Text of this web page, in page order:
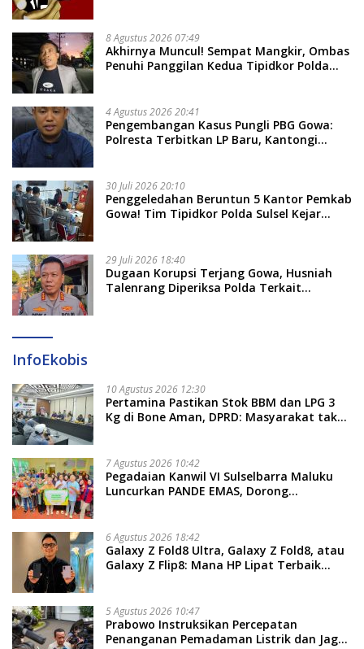
8 Agustus 2026 07:49
Akhirnya Muncul! Sempat Mangkir, Ombas
Penuhi Panggilan Kedua Tipidkor Polda
4 Agustus 2026 20:41
Pengembangan Kasus Pungli PBG Gowa:
Polresta Terbitkan LP Baru, Kantongi
30 Juli 2026 20:10
Penggeledahan Beruntun 5 Kantor Pemkab
Gowa! Tim Tipidkor Polda Sulsel Kejar
29 Juli 2026 18:40
Dugaan Korupsi Terjang Gowa, Husniah
Talenrang Diperiksa Polda Terkait
InfoEkobis
10 Agustus 2026 12:30
Pertamina Pastikan Stok BBM dan LPG 3
Kg di Bone Aman, DPRD: Masyarakat tak
7 Agustus 2026 10:42
Pegadaian Kanwil VI Sulselbarra Maluku
Luncurkan PANDE EMAS, Dorong
6 Agustus 2026 18:42
Galaxy Z Fold8 Ultra, Galaxy Z Fold8, atau
Galaxy Z Flip8: Mana HP Lipat Terbaik
5 Agustus 2026 10:47
Prabowo Instruksikan Percepatan
Penanganan Pemadaman Listrik dan Jaga